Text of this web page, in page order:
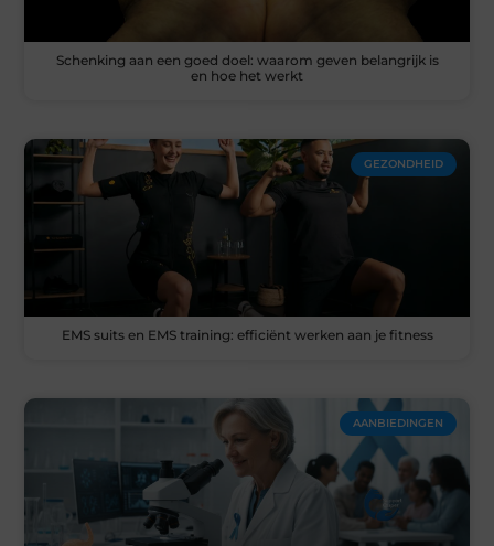
Schenking aan een goed doel: waarom geven belangrijk is
en hoe het werkt
GEZONDHEID
EMS suits en EMS training: efficiënt werken aan je fitness
AANBIEDINGEN